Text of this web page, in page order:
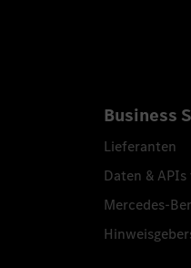
Business
Lieferanten
Daten &
Mercedes-